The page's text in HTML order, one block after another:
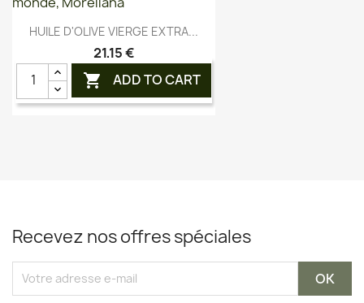
Aperçu rapide
HUILE D'OLIVE VIERGE EXTRA...
21,15 €
 ADD TO CART
Recevez nos offres spéciales